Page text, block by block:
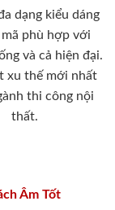
dạng kiểu dáng
mã phù hợp với
và cả hiện đại.
xu thế mới nhất
thi công nội
thất.
Âm Tốt